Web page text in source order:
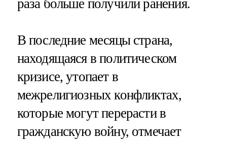
раза больше получили ранения.
В последние месяцы страна,
находящаяся в политическом
кризисе, утопает в
межрелигиозных конфликтах,
которые могут перерасти в
гражданскую войну, отмечает